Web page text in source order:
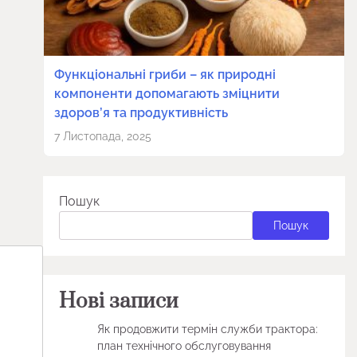
Функціональні гриби – як природні
компоненти допомагають зміцнити
здоров’я та продуктивність
7 Листопада, 2025
Пошук
Пошук
Нові записи
Як продовжити термін служби трактора:
план технічного обслуговування